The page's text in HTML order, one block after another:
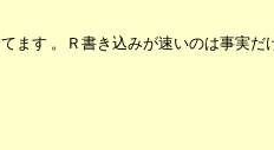
す 。Ｒ書き込みが速いのは事実だ